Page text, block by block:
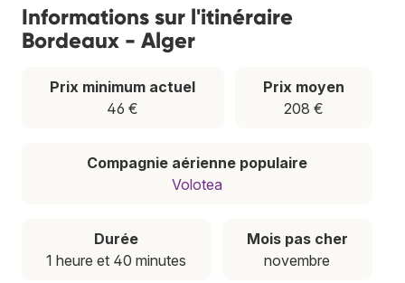
Informations sur l'itinéraire
Bordeaux - Alger
Prix minimum actuel
46 €
Prix moyen
208 €
Compagnie aérienne populaire
Volotea
Durée
1 heure et 40 minutes
Mois pas cher
novembre